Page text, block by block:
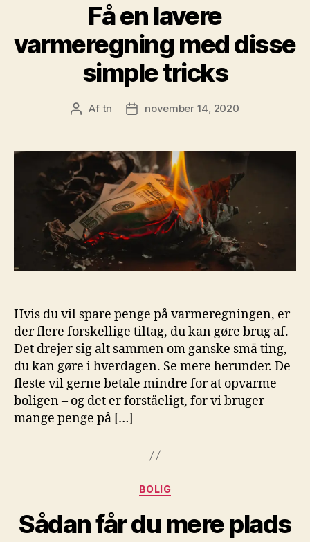
Få en lavere
varmeregning med disse
simple tricks
Indlægsforfatter
Af tn Indlægsdato
november 14, 2020
Hvis du vil spare penge på varmeregningen, er
der flere forskellige tiltag, du kan gøre brug af.
Det drejer sig alt sammen om ganske små ting,
du kan gøre i hverdagen. Se mere herunder. De
fleste vil gerne betale mindre for at opvarme
boligen – og det er forståeligt, for vi bruger
mange penge på […]
Kategorier
BOLIG
Sådan får du mere plads